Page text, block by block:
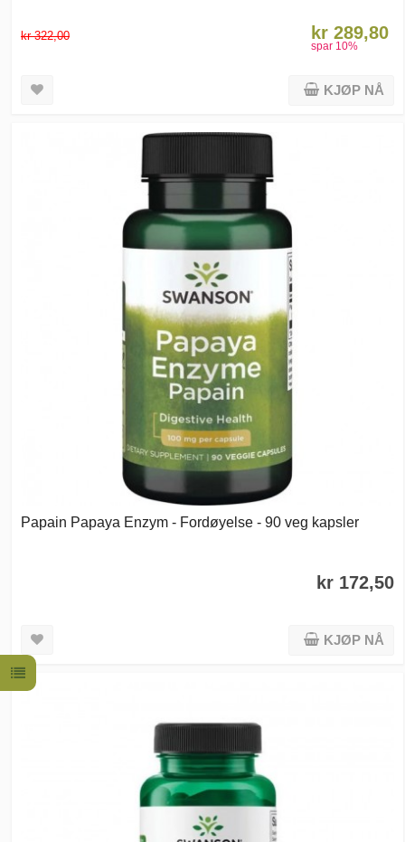
kr 322,00 kr 289,80
spar 10%
KJØP NÅ
Papain Papaya Enzym - Fordøyelse - 90 veg kapsler
kr 172,50
KJØP NÅ